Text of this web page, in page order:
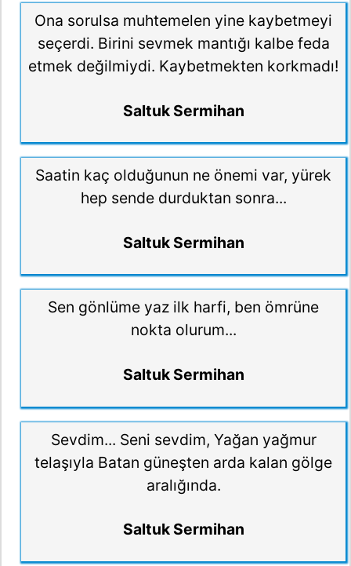
Ona sorulsa muhtemelen yine kaybetmeyi
seçerdi. Birini sevmek mantığı kalbe feda
etmek değilmiydi. Kaybetmekten korkmadı!
Saltuk Sermihan
Saatin kaç olduğunun ne önemi var, yürek
hep sende durduktan sonra...
Saltuk Sermihan
Sen gönlüme yaz ilk harfi, ben ömrüne
nokta olurum...
Saltuk Sermihan
Sevdim... Seni sevdim, Yağan yağmur
telaşıyla Batan güneşten arda kalan gölge
aralığında.
Saltuk Sermihan